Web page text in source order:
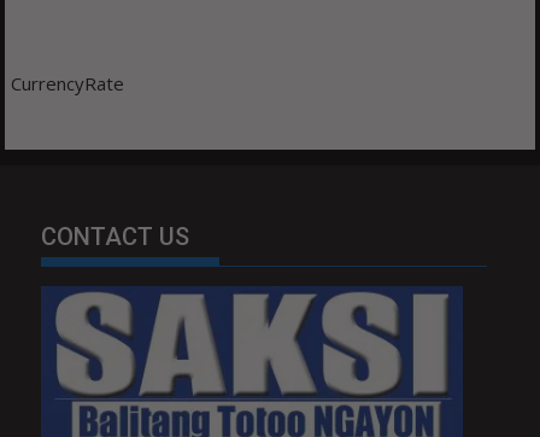
CurrencyRate
CONTACT US